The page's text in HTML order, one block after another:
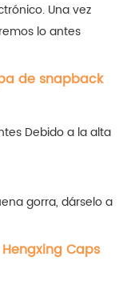
Una vez
lo antes
de snapback
Debido a la alta
gorra, dárselo a
Caps